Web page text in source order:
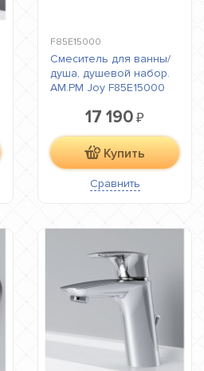
F85E15000
Смеситель для ванны/
душа, душевой набор.
AM.PM Joy F85E15000
17 190 ₽
Купить
Сравнить